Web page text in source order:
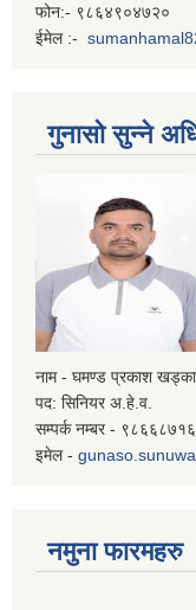
फोन:- ९८६४९०४७२०
ईमेल :-
गुनासो सुन्ने
नाम - घमण्ड प्रकाश खड्का
पद: सिनियर अ.हे.व.
सम्पर्क नम्बर -
इमेल -
नमुना फारमहरु